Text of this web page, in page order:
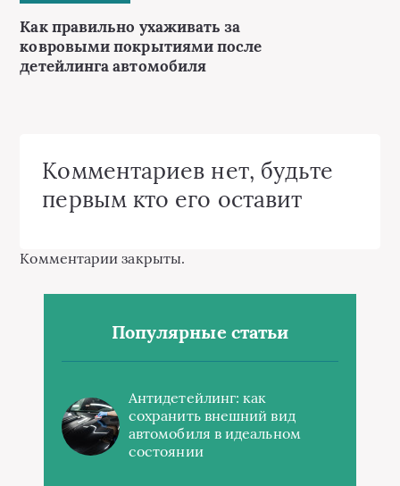
Как правильно ухаживать за
ковровыми покрытиями после
детейлинга автомобиля
Комментариев нет, будьте
первым кто его оставит
Комментарии закрыты.
Популярные статьи
Антидетейлинг: как
сохранить внешний вид
автомобиля в идеальном
состоянии